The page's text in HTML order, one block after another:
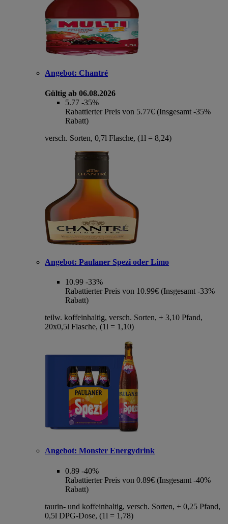
Angebot: Chantré
Gültig ab 06.08.2026
5.77 -35%
Rabattierter Preis von 5.77€ (Insgesamt -35%
Rabatt)
versch. Sorten, 0,7l Flasche, (1l = 8,24)
Angebot: Paulaner Spezi oder Limo
10.99 -33%
Rabattierter Preis von 10.99€ (Insgesamt -33%
Rabatt)
teilw. koffeinhaltig, versch. Sorten, + 3,10 Pfand,
20x0,5l Flasche, (1l = 1,10)
Angebot: Monster Energydrink
0.89 -40%
Rabattierter Preis von 0.89€ (Insgesamt -40%
Rabatt)
taurin- und koffeinhaltig, versch. Sorten, + 0,25 Pfand,
0,5l DPG-Dose, (1l = 1,78)